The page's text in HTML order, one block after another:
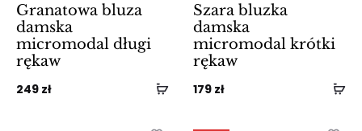
Granatowa bluza
damska
micromodal długi
rękaw
249 zł
Szara bluzka
damska
micromodal krótki
rękaw
179 zł